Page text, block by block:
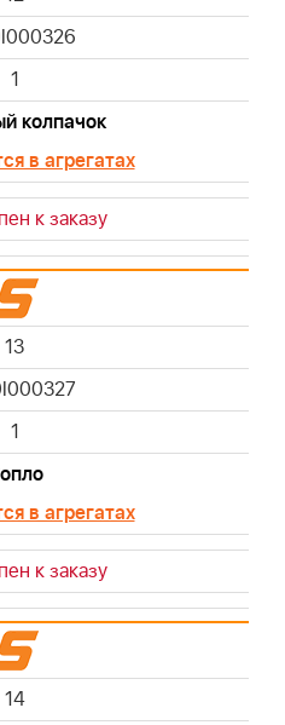
1
колпачок
в агрегатах
к заказу
13
1
в агрегатах
к заказу
14